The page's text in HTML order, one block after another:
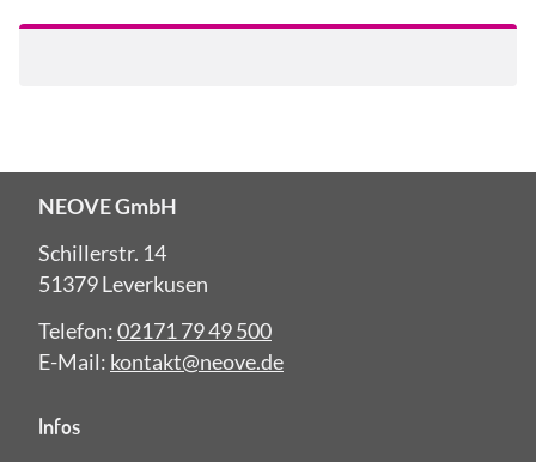
NEOVE GmbH
Schillerstr. 14
51379 Leverkusen
Telefon:02171 79 49 500
E-Mail: kontakt@neove.de
Infos